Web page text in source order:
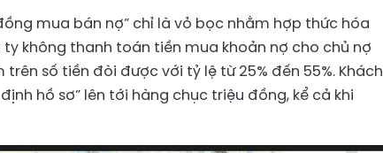
mua bán nợ” chỉ là vỏ bọc nhằm hợp thức hóa
không thanh toán tiền mua khoản nợ cho chủ nợ
số tiền đòi được với tỷ lệ từ 25% đến 55%. Khách
hồ sơ” lên tới hàng chục triệu đồng, kể cả khi